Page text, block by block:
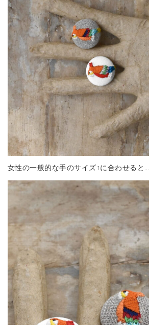
女性の一般的な手のサイズ↑に合わせると…